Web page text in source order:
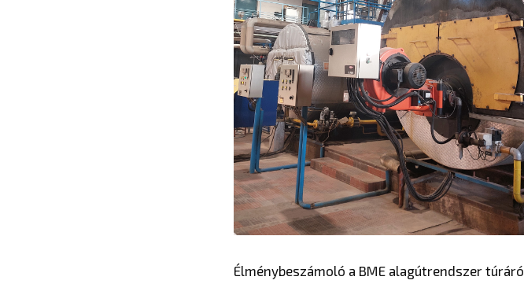
Élménybeszámoló a BME alagútrendszer